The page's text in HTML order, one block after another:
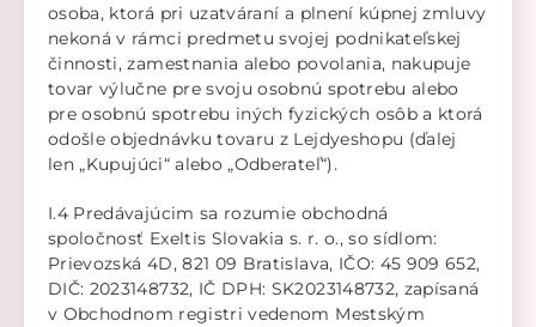
osoba, ktorá pri uzatváraní a plnení kúpnej zmluvy
nekoná v rámci predmetu svojej podnikateľskej
činnosti, zamestnania alebo povolania, nakupuje
tovar výlučne pre svoju osobnú spotrebu alebo
pre osobnú spotrebu iných fyzických osôb a ktorá
odošle objednávku tovaru z Lejdyeshopu (ďalej
len „Kupujúci“ alebo „Odberateľ“).
I.4 Predávajúcim sa rozumie obchodná
spoločnosť Exeltis Slovakia s. r. o., so sídlom:
Prievozská 4D, 821 09 Bratislava, IČO: 45 909 652,
DIČ: 2023148732, IČ DPH: SK2023148732, zapísaná
v Obchodnom registri vedenom Mestským